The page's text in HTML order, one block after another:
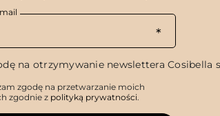
na otrzymywanie newslettera Cosibella
zgodę na przetwarzanie moich
zgodnie z polityką prywatności.